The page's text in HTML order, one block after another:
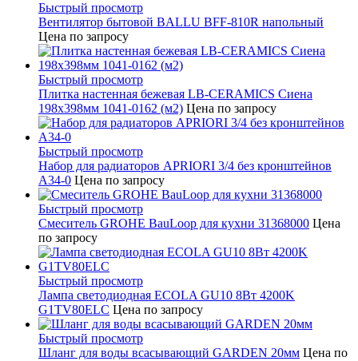
Быстрый просмотр
Вентилятор бытовой BALLU BFF-810R напольный
Цена по запросу
Быстрый просмотр
Плитка настенная бежевая LB-CERAMICS Сиена
198x398мм 1041-0162 (м2) Цена по запросу
Быстрый просмотр
Набор для радиаторов APRIORI 3/4 без кронштейнов
A34-0 Цена по запросу
Быстрый просмотр
Смеситель GROHE BauLoop для кухни 31368000 Цена
по запросу
Быстрый просмотр
Лампа светодиодная ECOLA GU10 8Вт 4200K
G1TV80ELC Цена по запросу
Быстрый просмотр
Шланг для воды всасывающий GARDEN 20мм Цена по